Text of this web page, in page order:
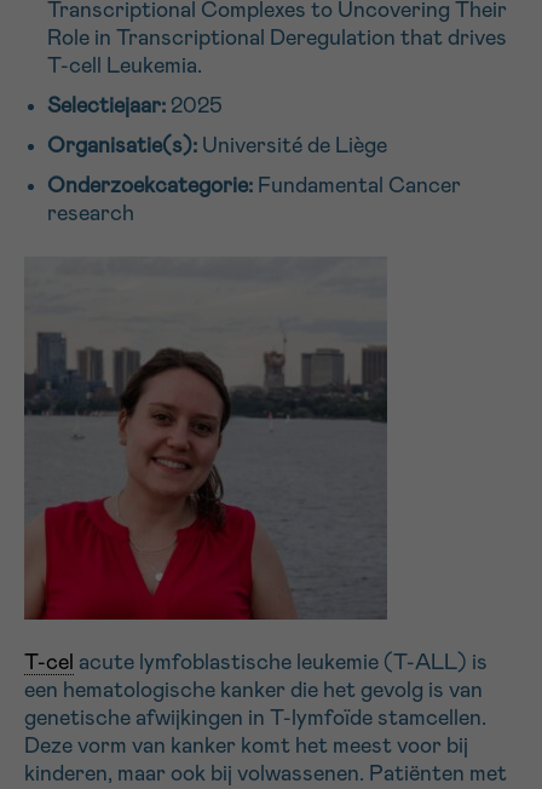
Transcriptional Complexes to Uncovering Their
Role in Transcriptional Deregulation that drives
T-cell Leukemia.
Selectiejaar: 2025
Organisatie(s): Université de Liège
Onderzoekcategorie: Fundamental Cancer
research
T-cel acute lymfoblastische leukemie (T-ALL) is
een hematologische kanker die het gevolg is van
genetische afwijkingen in T-lymfoïde stamcellen.
Deze vorm van kanker komt het meest voor bij
kinderen, maar ook bij volwassenen. Patiënten met
Ja, stuur mij de nieuwsbrief
Ik aanvaard degebruiksvoorwaarden
*VERPLICHT VELD
16h-18h